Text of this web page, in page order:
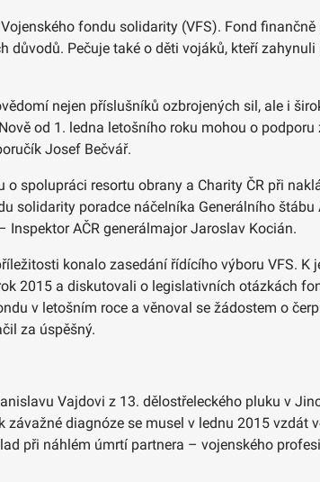
fondu solidarity (VFS). Fond
Pečuje také o děti vojáků, kteří
nejen příslušníků ozbrojených sil, ale i
od 1. ledna letošního roku mohou o
Josef Bečvář.
spolupráci resortu obrany a Charity ČR při
solidarity poradce náčelníka Generálního
AČR generálmajor Jaroslav Kocián.
konalo zasedání řídícího výboru VFS.
2015 a diskutovali o legislativních otázkách
v letošním roce a věnoval se žádostem o
za úspěšný.
Vajdovi z 13. dělostřeleckého pluku v
diagnóze se musel v lednu 2015 vzdát
při náhlém úmrtí partnera – vojenského